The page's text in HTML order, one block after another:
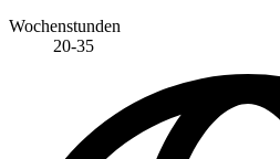
Wochenstunden
20-35